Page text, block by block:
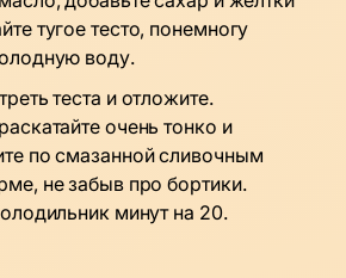
тугое тесто, понемногу
воду.
теста и отложите.
очень тонко и
по смазанной сливочным
не забыв про бортики.
минут на 20.